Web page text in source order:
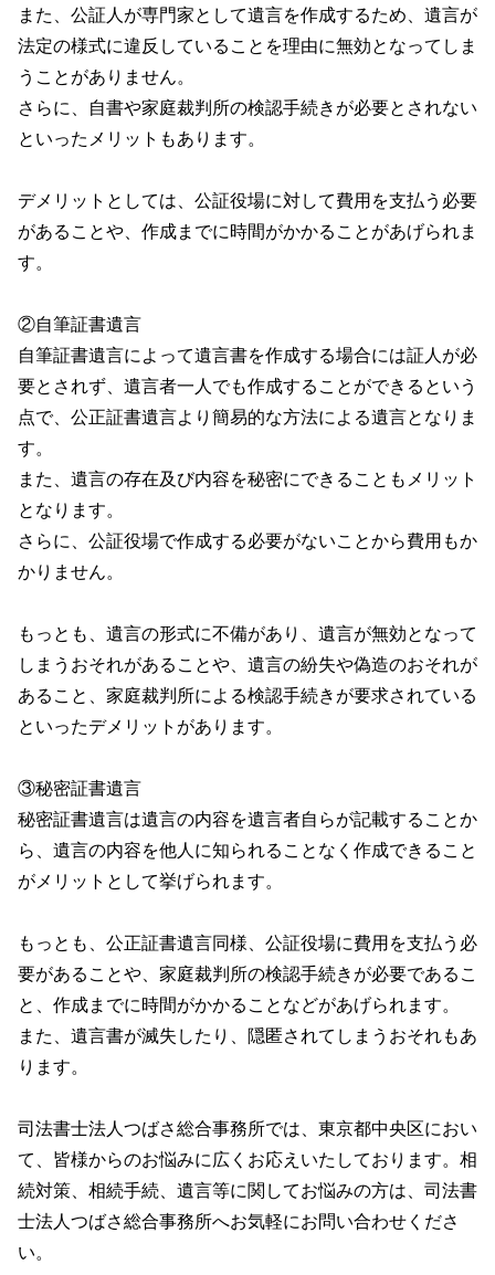
また、公証人が専門家として遺言を作成するため、遺言が
法定の様式に違反していることを理由に無効となってしま
うことがありません。
さらに、自書や家庭裁判所の検認手続きが必要とされない
といったメリットもあります。
デメリットとしては、公証役場に対して費用を支払う必要
があることや、作成までに時間がかかることがあげられま
す。
②自筆証書遺言
自筆証書遺言によって遺言書を作成する場合には証人が必
要とされず、遺言者一人でも作成することができるという
点で、公正証書遺言より簡易的な方法による遺言となりま
す。
また、遺言の存在及び内容を秘密にできることもメリット
となります。
さらに、公証役場で作成する必要がないことから費用もか
かりません。
もっとも、遺言の形式に不備があり、遺言が無効となって
しまうおそれがあることや、遺言の紛失や偽造のおそれが
あること、家庭裁判所による検認手続きが要求されている
といったデメリットがあります。
③秘密証書遺言
秘密証書遺言は遺言の内容を遺言者自らが記載することか
ら、遺言の内容を他人に知られることなく作成できること
がメリットとして挙げられます。
もっとも、公正証書遺言同様、公証役場に費用を支払う必
要があることや、家庭裁判所の検認手続きが必要であるこ
と、作成までに時間がかかることなどがあげられます。
また、遺言書が滅失したり、隠匿されてしまうおそれもあ
ります。
司法書士法人つばさ総合事務所では、東京都中央区におい
て、皆様からのお悩みに広くお応えいたしております。相
続対策、相続手続、遺言等に関してお悩みの方は、司法書
士法人つばさ総合事務所へお気軽にお問い合わせくださ
い。